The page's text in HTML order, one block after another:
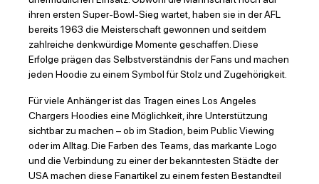
ihren ersten Super-Bowl-Sieg wartet, haben sie in der AFL
bereits 1963 die Meisterschaft gewonnen und seitdem
zahlreiche denkwürdige Momente geschaffen. Diese
Erfolge prägen das Selbstverständnis der Fans und machen
jeden Hoodie zu einem Symbol für Stolz und Zugehörigkeit.
Für viele Anhänger ist das Tragen eines Los Angeles
Chargers Hoodies eine Möglichkeit, ihre Unterstützung
sichtbar zu machen – ob im Stadion, beim Public Viewing
oder im Alltag. Die Farben des Teams, das markante Logo
und die Verbindung zu einer der bekanntesten Städte der
USA machen diese Fanartikel zu einem festen Bestandteil